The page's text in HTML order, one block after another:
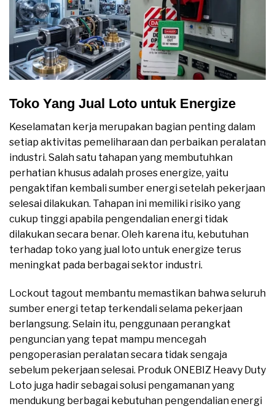
Toko Yang Jual Loto untuk Energize
Keselamatan kerja merupakan bagian penting dalam
setiap aktivitas pemeliharaan dan perbaikan peralatan
industri. Salah satu tahapan yang membutuhkan
perhatian khusus adalah proses energize, yaitu
pengaktifan kembali sumber energi setelah pekerjaan
selesai dilakukan. Tahapan ini memiliki risiko yang
cukup tinggi apabila pengendalian energi tidak
dilakukan secara benar. Oleh karena itu, kebutuhan
terhadap toko yang jual loto untuk energize terus
meningkat pada berbagai sektor industri.
Lockout tagout membantu memastikan bahwa seluruh
sumber energi tetap terkendali selama pekerjaan
berlangsung. Selain itu, penggunaan perangkat
penguncian yang tepat mampu mencegah
pengoperasian peralatan secara tidak sengaja
sebelum pekerjaan selesai. Produk ONEBIZ Heavy Duty
Loto juga hadir sebagai solusi pengamanan yang
mendukung berbagai kebutuhan pengendalian energi